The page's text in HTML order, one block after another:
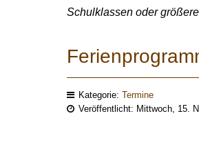
Schulklassen oder
Kategorie: Termine
Veröffentlicht: Mittwoch, 15.